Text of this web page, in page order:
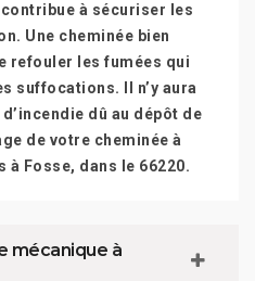
à sécuriser les
Une cheminée bien
refouler les fumées qui
suffocations. Il n’y aura
dû au dépôt de
de votre cheminée à
Fosse, dans le 66220.
mécanique à